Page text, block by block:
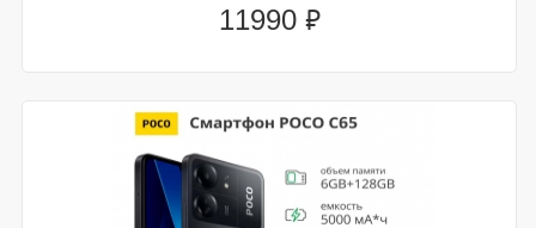
11990 ⃏